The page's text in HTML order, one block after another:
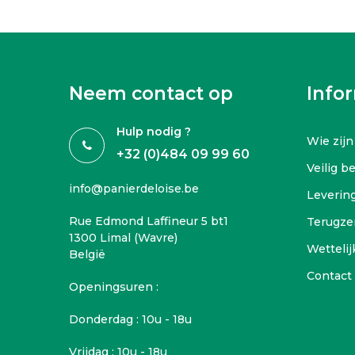
Neem contact op
Hulp nodig ?
+32 (0)484 09 99 60
info@panierdeloise.be
Rue Edmond Laffineur 5 bt1
1300 Limal (Wavre)
België
Openingsuren :
Donderdag : 10u - 18u
Vrijdag : 10u - 18u
Wie
Veilig
Contact